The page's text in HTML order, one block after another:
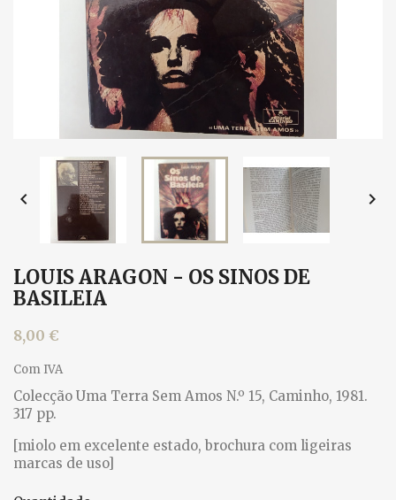
 
LOUIS ARAGON - OS SINOS DE
BASILEIA
8,00 €
Com IVA
Colecção Uma Terra Sem Amos N.º 15, Caminho, 1981.
317 pp.
[miolo em excelente estado, brochura com ligeiras
marcas de uso]